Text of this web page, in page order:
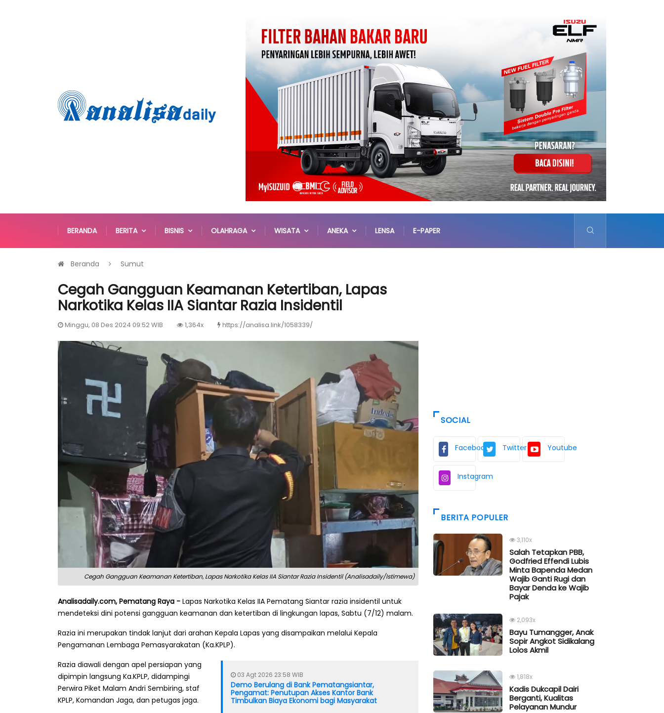
BERANDA BERITA BISNIS OLAHRAGA WISATA ANEKA LENSA E-PAPER
Beranda Sumut
Cegah Gangguan Keamanan Ketertiban, Lapas
Narkotika Kelas IIA Siantar Razia Insidentil
Minggu, 08 Des 2024 09:52 WIB 1,364x https://analisa.link/1058339/
Cegah Gangguan Keamanan Ketertiban, Lapas Narkotika Kelas IIA Siantar Razia Insidentil (Analisadaily/Istimewa)
Analisadaily.com, Pematang Raya - Lapas Narkotika Kelas IIA Pematang Siantar razia insidentil untuk
mendeteksi dini potensi gangguan keamanan dan ketertiban di lingkungan lapas, Sabtu (7/12) malam.
Razia ini merupakan tindak lanjut dari arahan Kepala Lapas yang disampaikan melalui Kepala
Pengamanan Lembaga Pemasyarakatan (Ka.KPLP).
03 Agt 2026 23:58 WIB
Demo Berulang di Bank Pematangsiantar,
Pengamat: Penutupan Akses Kantor Bank
Timbulkan Biaya Ekonomi bagi Masyarakat
Razia diawali dengan apel persiapan yang
dipimpin langsung Ka.KPLP, didampingi
Perwira Piket Malam Andri Sembiring, staf
KPLP, Komandan Jaga, dan petugas jaga.
SOCIAL
Facebook Twitter Youtube
Instagram
BERITA POPULER
3,110x
Salah Tetapkan PBB,
Godfried Effendi Lubis
Minta Bapenda Medan
Wajib Ganti Rugi dan
Bayar Denda ke Wajib
Pajak
2,093x
Bayu Tumangger, Anak
Sopir Angkot Sidikalang
Lolos Akmil
1,818x
Kadis Dukcapil Dairi
Berganti, Kualitas
Pelayanan Mundur